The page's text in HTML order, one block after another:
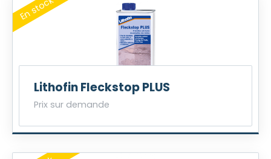
Lithofin Fleckstop PLUS
Prix sur demande